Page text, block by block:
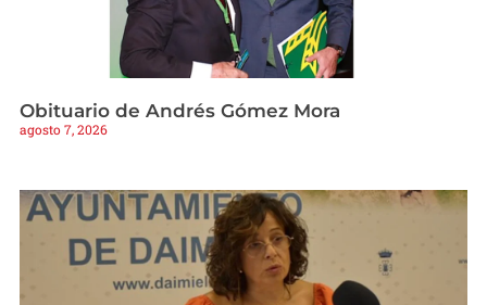
Obituario de Andrés Gómez Mora
agosto 7, 2026